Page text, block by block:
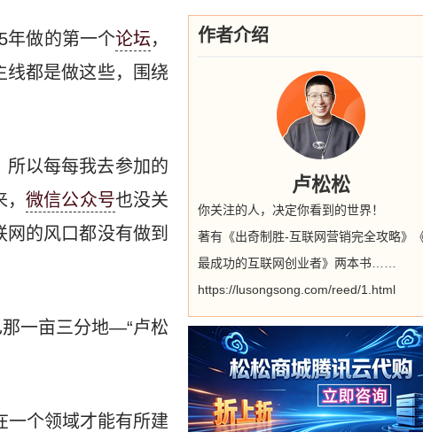
年做的第一个论坛，
线都是做这些，围绕
以每每我去参加的
，微信公众号也没关
的风口都没有做到
一亩三分地—“卢松
一个领域才能有所建
作者介绍
卢松松
你关注的人，决定你看到的世界！
著有《出奇制胜-互联网营销完全攻略》
最成功的互联网创业者》两本书……
https://lusongsong.com/reed/1.html